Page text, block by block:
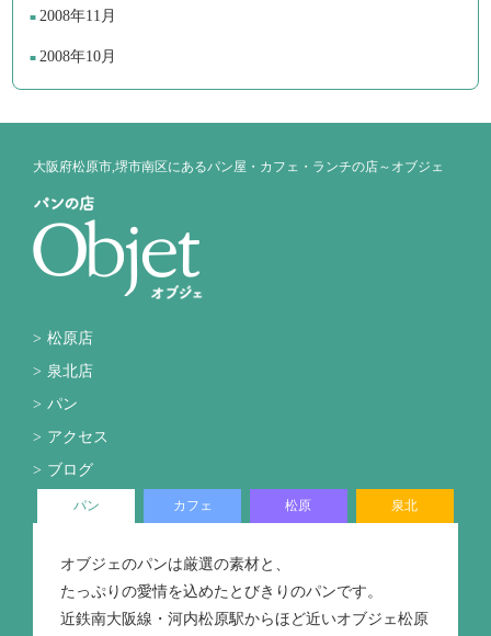
2008年11月
2008年10月
大阪府松原市,堺市南区にあるパン屋・カフェ・ランチの店～オブジェ
松原店
泉北店
パン
アクセス
ブログ
パン カフェ 松原 泉北
オブジェのパンは厳選の素材と、
たっぷりの愛情を込めたとびきりのパンです。
近鉄南大阪線・河内松原駅からほど近いオブジェ松原